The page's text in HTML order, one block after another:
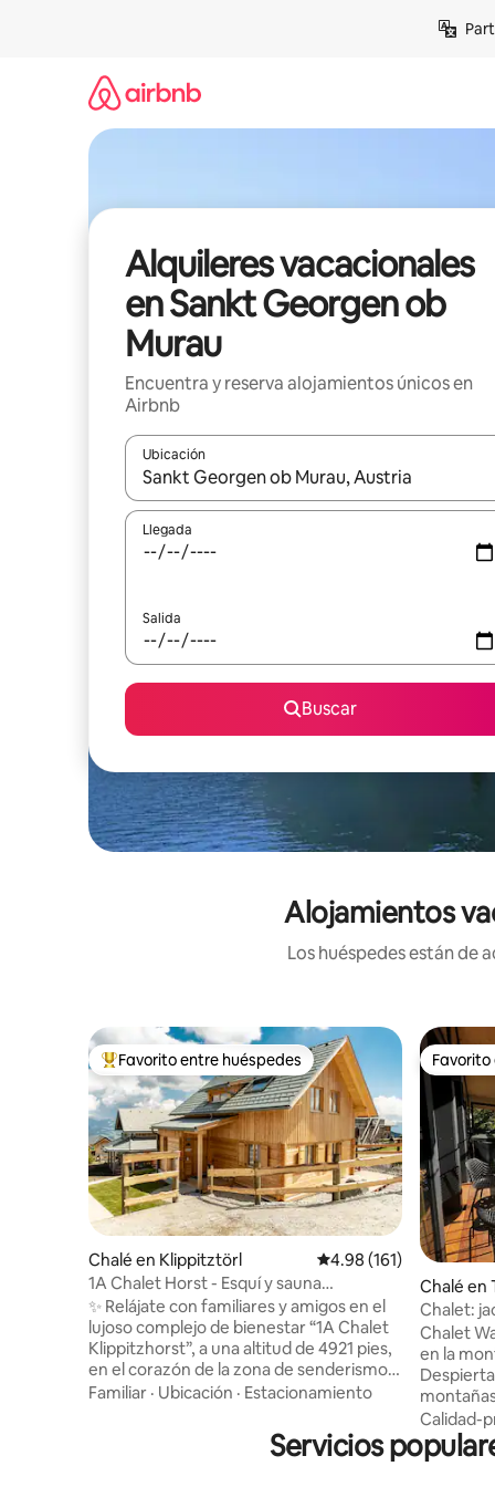
Alquileres vacacionales
en Sankt Georgen ob
Murau
Encuentra y reserva alojamientos únicos en
Airbnb
Ubicación
Cuando los resultados estén disponibles,
Llegada
Salida
Buscar
Alojamientos
Los huéspedes están de
Favorito entre huéspedes preferido
Favorito entre huéspedes
Chalé en Klippitztörl Calificación promedio:
4.98 (161)
1A Chalet Horst - Esquí y sauna
panorámica
✨ Relájate con familiares y amigos en el
lujoso complejo de bienestar “1A Chalet
Klippitzhorst”, a una altitud de 4921 pies,
en el corazón de la zona de senderismo y
esquí de Klippitztörl. 🧖‍♂️ Lo más
acristalada con vistas impresionantes. ☀️
En verano, numerosos senderos para
Familiar · Ubicación · Estacionamiento
Chalé en
Chalet:
a la
Chalet
en la
sauna
sal a las
Este
Calidad-
Servicios